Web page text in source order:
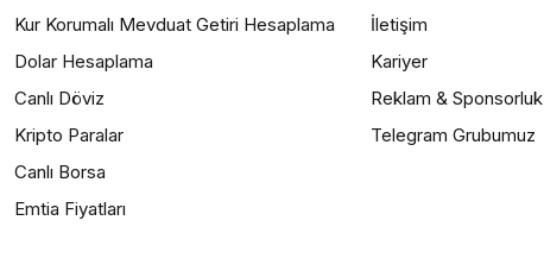
Kur Korumalı Mevduat Getiri Hesaplama
Dolar Hesaplama
Canlı Döviz
Kripto Paralar
Canlı Borsa
Emtia Fiyatları
İletişim
Kariyer
Reklam & Sponsorluk
Telegram Grubumuz